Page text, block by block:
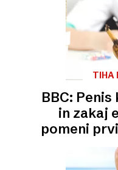
TIHA
BBC:
in zakaj
pomeni